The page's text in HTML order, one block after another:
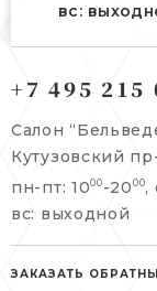
вс:
121165, г.
+7 495 215
пн-пт:
сб, вс:
121165, г.
+7 495 477
пн-пт:
+7 495 215
Салон
Кутузовский
пн-пт: 1000 -20 00,
вс: выходной
ЗАКАЗАТЬ